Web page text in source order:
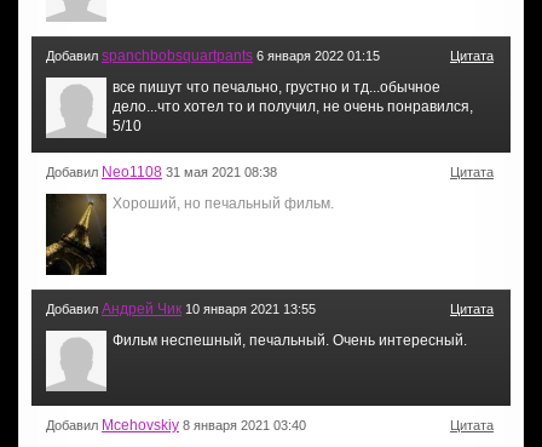
Добавил spanchbobsquartpants 6 января 2022 01:15 Цитата
все пишут что печально, грустно и тд...обычное
дело...что хотел то и получил, не очень понравился,
5/10
Добавил Neo1108 31 мая 2021 08:38 Цитата
Хороший, но печальный фильм.
Добавил Андрей Чик 10 января 2021 13:55 Цитата
Фильм неспешный, печальный. Очень интересный.
Добавил Mcehovskiy 8 января 2021 03:40 Цитата